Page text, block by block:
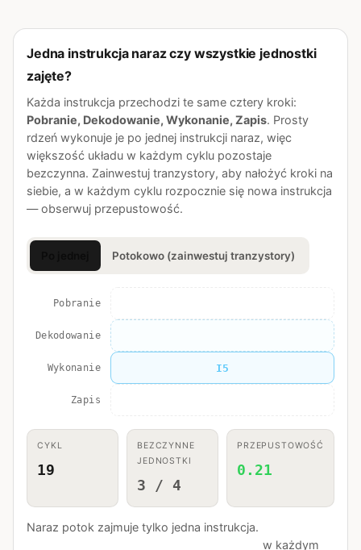
Jedna instrukcja naraz czy wszystkie jednostki
zajęte?
Każda instrukcja przechodzi te same cztery kroki:
Pobranie, Dekodowanie, Wykonanie, Zapis. Prosty
rdzeń wykonuje je po jednej instrukcji naraz, więc
większość układu w każdym cyklu pozostaje
bezczynna. Zainwestuj tranzystory, aby nałożyć kroki na
siebie, a w każdym cyklu rozpocznie się nowa instrukcja
— obserwuj przepustowość.
Potokowo (zainwestuj tranzystory)
Pobranie
Dekodowanie
Wykonanie
Zapis
CYKL
20
BEZCZYNNE
JEDNOSTKI
3 / 4
PRZEPUSTOWOŚĆ
0.20
Naraz potok zajmuje tylko jedna instrukcja.
w każdym